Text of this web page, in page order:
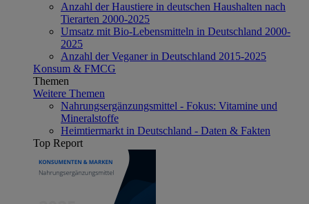
Anzahl der Haustiere in deutschen Haushalten nach
Tierarten 2000-2025
Umsatz mit Bio-Lebensmitteln in Deutschland 2000-
2025
Anzahl der Veganer in Deutschland 2015-2025
Konsum & FMCG
Themen
Weitere Themen
Nahrungsergänzungsmittel - Fokus: Vitamine und
Mineralstoffe
Heimtiermarkt in Deutschland - Daten & Fakten
Top Report